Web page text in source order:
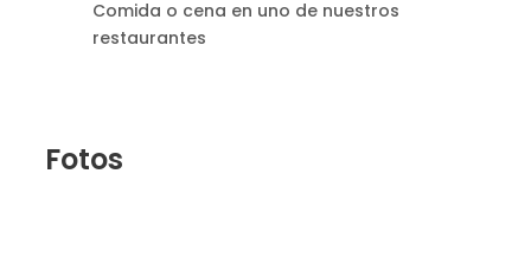
Comida o cena en uno de nuestros
restaurantes
Fotos